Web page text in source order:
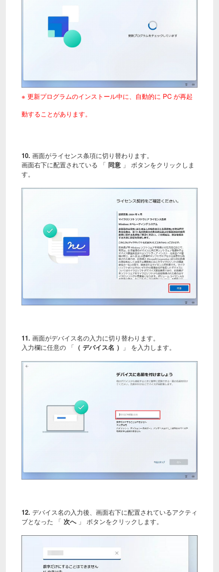
※ 更新プログラムのインストール中に、自動的に PC が再起
動することがあります。
10. 画面がライセンス条項に切り替わります。
画面右下に配置されている 「 同意 」 ボタンをクリックしま
す。
11. 画面がデバイス名の入力に切り替わります。
入力欄に任意の 「 （ デバイス名 ） 」 を入力します。
12. デバイス名の入力後、画面右下に配置されているアクティ
ブとなった 「 次へ」 ボタンをクリックします。